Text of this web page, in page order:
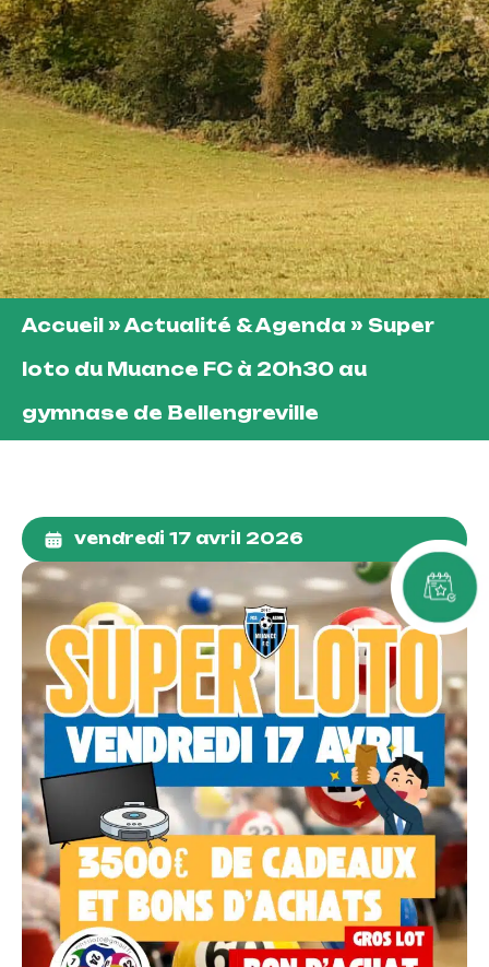
Accueil »Actualité & Agenda » Super
loto du Muance FC à 20h30 au
gymnase de Bellengreville
vendredi 17 avril 2026